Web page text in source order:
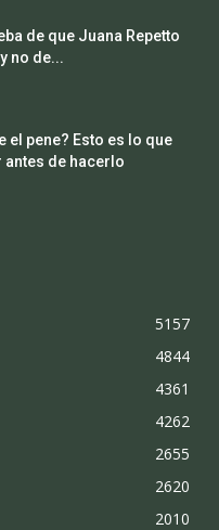
de que Juana Repetto
no de...
el pene? Esto es lo que
antes de hacerlo
5157
4844
4361
4262
2655
2620
2010